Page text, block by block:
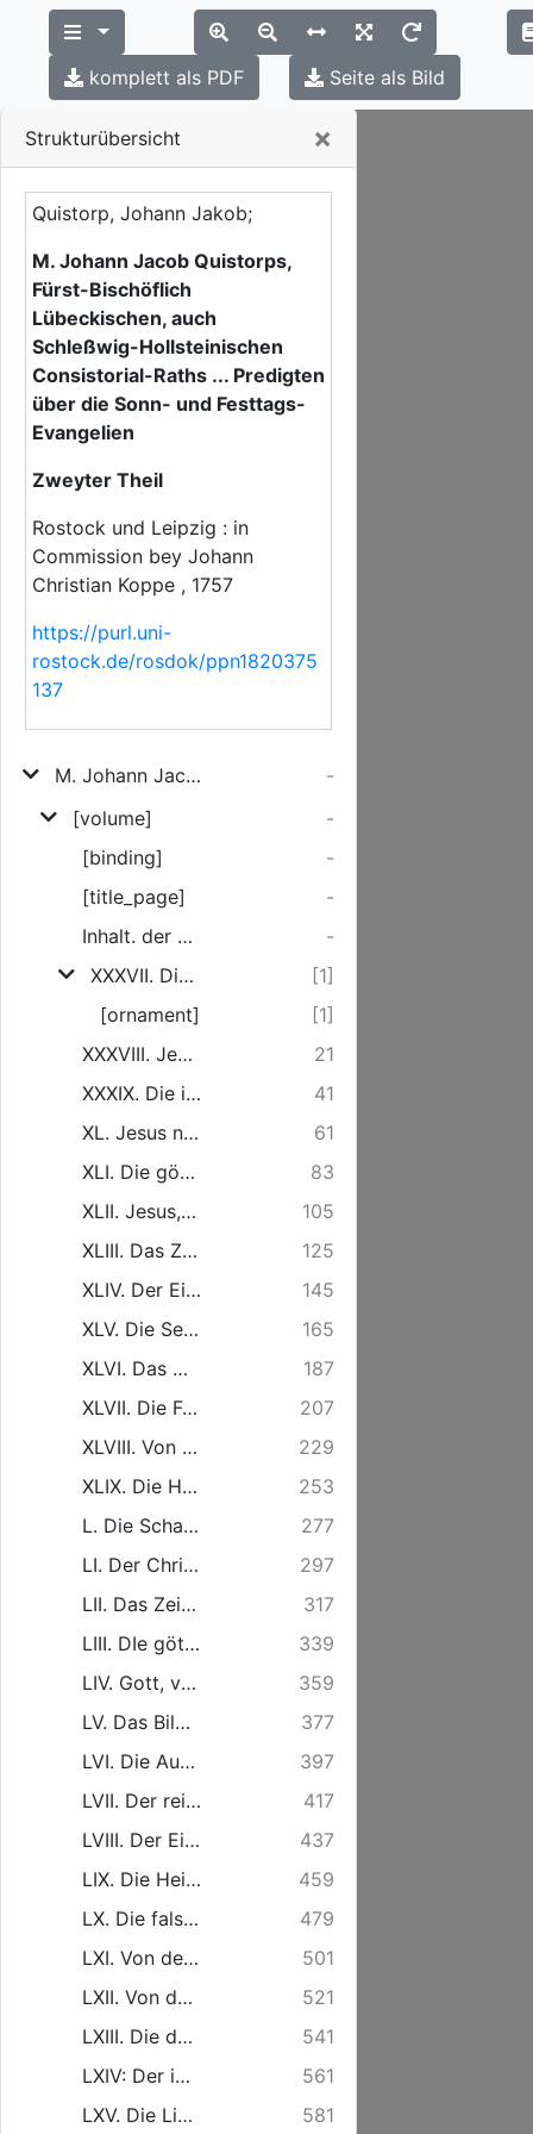
Strukturübersicht ×
Quistorp, Johann Jakob;
M. Johann Jacob Quistorps,
Fürst-Bischöflich
Lübeckischen, auch
Schleßwig-Hollsteinischen
Consistorial-Raths ... Predigten
über die Sonn- und Festtags-
Evangelien
Zweyter Theil
Rostock und Leipzig : in
Commission bey Johann
Christian Koppe , 1757
https://purl.uni-
rostock.de/rosdok/ppn1820375
137
M. Johann Jacob Quistorps, Fürst-Bischöflich Lübeckischen, auch Schleßwig-Hollsteinischen Consistorial-Raths ... Predigten über die Sonn- und Festtags-Evangelien
-
[volume]
-
[binding]
-
[title_page]
-
Inhalt. der Predigten im zweyten Theil.
-
XXXVII. Die Macht, Sünde zu vergeben, und Sünde zu behalten, In den Händen der Diener des Evangelii. Am Sonntage Quasimodogeniti.
[1]
[ornament]
[1]
XXXVIII. Jesus, der einige wahre und gute Hirte der Heerde Gottes. Am Sonnt. Miseric. Domini.
21
XXXIX. Die in Freude verkehrte Traurigkeit der Kinder Gottes. Am Sonntage Jubilate.
41
XL. Jesus nach seinem Hingange zum Vater, verklährt durch den heiligen Geist. Am Sonntage Cantate.
61
XLI. Die göttliche Erhörung eines Gebets, das in dem Namen Jesu geschieht. Am Sonntage Rogate.
83
XLII. Jesus, der gen Himmel gefahren, zur Rechten Hand Gottes. Am Fest der Himmelfahrt Christi.
105
XLIII. Das Zeugniß des Heiligen Geistes von dem der Welt ohne Ursache verhaßten Jesu. Am Sonntage Exaudi. Die erste Predigt.
125
XLIV. Der Eifer um Gott mit Unverstande. Am Sonntage Exaudi. Die andere Predigt.
145
XLV. Die Sendung des Heiligen Geistes in dem Namen Jesu. Am Ersten Pfingstfeyertage.
165
XLVI. Das Uebermaaß der göttlichen Liebe bey der Sendung des Sohnes Gottes in die Welt. Am Zweyten Pfingstfeyertage.
187
XLVII. Die Führung der Seelen zu Christo, als die wesentlichste Pflicht rechtschaffener Seelsorger. Am Dritten Pfingstfeyertage.
207
XLVIII. Von der wahren Wiedergeburt des Menschen. Am Trinitatis Feste.
229
XLIX. Die Hofnung der Besserung, verlohren bey einem Hertzen, das sich durch die Lehren des göttlichen Worts nicht bessern lassen will. Am 1. Sonnt. nach Trinitatis.
253
L. Die Schande derer, die den Ruf Gottes zur Seligkeit an sich unkräftig werden lassen. Am 2. Sonnt. nach Trinitatis.
277
LI. Der Christ, mitten unter den Sündern, und doch heilig. Am 3. Sonnt. nach Trinitatis.
297
LII. Das Zeichen des in dem Hause Davids aufgerichteten Horns des Heils, Die Geburt des Vorläufers. Am Fest Johannis des Täufers.
317
LIII. DIe göttliche Wiedervergeltung desjenigen, was die Menschen an ihrem Nächsten thun. Am 4. Sonnt. nach Trinitatis.
339
LIV. Gott, verherrlicht durch Erwählung einer elenden Magd zur Mutter des Herrn. Am Fest der Heimsuchung Mariä.
359
LV. Das Bild einer Seele, die sich nach erlangtem Ueberfluß des Irrdischen von dem Irrdischen losreißt. Am. 5. Sonnt. nach Trinitatis.
377
LVI. Die Aussöhnung mit dem beleidigten Nächsten, als eine nothwendige Pflicht, derer, die freudig vor ihrem Gott erscheinen und stehen wollen. Am 6. Sonnt. nach Trinitatis.
397
LVII. Der reiche Segen derer, die also nach dem Geistlichen trachten, daß sie darüber des Leiblichen vergessen. Am 7. Sonnt. nach Trinitatis.
417
LVIII. Der Eifer in dem Bekäntnisse Jesu, mit welchem kein Eifer, Gottes Willen zu thun, verbunden ist. Am 8. Sonnt. nach Trinitatis.
437
LIX. Die Heiligung der irrdischen Schätze durch Wohlthun und Mittheilen. Am 9. Sonnt. nach Trinitatis.
459
LX. Die falsche Sicherheit des Sünders in den letzten Augenblicken der zu Ende eilenden Gnadenzeit. Am 10. Sonnt. nach Trinitatis.
479
LXI. Von der Rechtfertigung des Sünders vor Gott, nicht aus Verdienst der Wercke, sondern aus Gnaden. Am 11. Sonnt. nach Trinitatis.
501
LXII. Von dem Ungehorsam gegen die Stimme des Herrn, aus gutem Hertzen, und in guter Absicht und Meynung. Am 12. Sonnt. nach Trinitatis.
521
LXIII. Die durch den Wandel Jesu auf Erden gar sehr erhöhte Glückseligkeit seiner Gläubigen. Am 13. Sonnt. nach Trinitatis. Die erste Predigt.
541
LXIV: Der im Gesetz gehoffenbahrte Weg zum Leben. Am 13. Sonnt. nach Trinitatis. Die zweyte Predigt.
561
LXV. Die Liebe gegen den Nächsten, nach ihren wahren und wesentlichen Kennzeichen. Am 13. Sonnt. nach Trinitatis. Die dritte Predigt.
581
komplett als PDF Seite als Bild